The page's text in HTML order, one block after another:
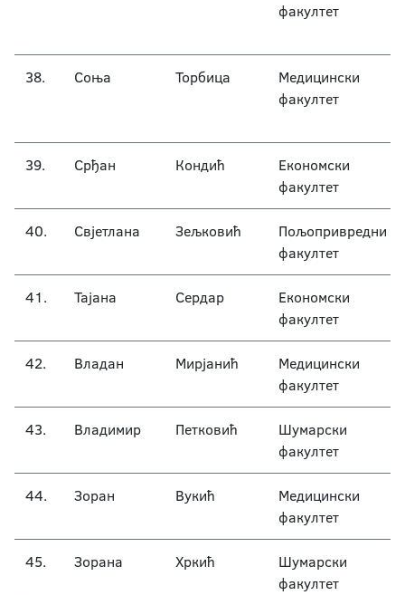
факултет
38. Соња Торбица
Медицински
факултет
39. Срђан Кондић
Економски
факултет
40. Свјетлана Зељковић
Пољопривредни
факултет
41. Тајана Сердар
Економски
факултет
42. Владан Мирјанић
Медицински
факултет
43. Владимир Петковић
Шумарски
факултет
44. Зоран Вукић
Медицински
факултет
45. Зорана Хркић
Шумарски
факултет